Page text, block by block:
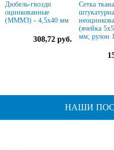
Дюбель-гвозди
оцинкованные
(МММЗ) - 4,5х40 мм
308,72 руб.
Сетка
(ячейка
мм; рулон
НАШИ